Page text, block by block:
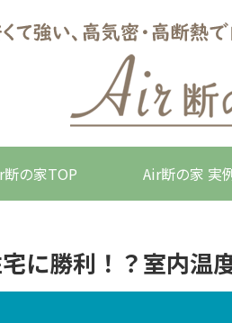
断の家TOP Air断の家 実
に勝利！？室内温